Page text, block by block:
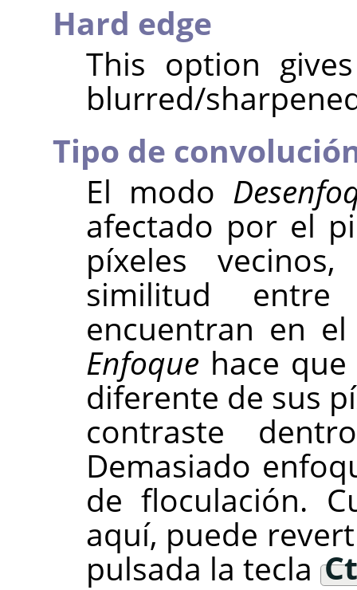
Hard edge
This option
blurred/
Tipo de
El modo
afectado por el
píxeles
similitud
encuentran en
Enfoque hace
diferente de sus
contraste
Demasiado
de floculación.
aquí, puede
pulsada la tecla